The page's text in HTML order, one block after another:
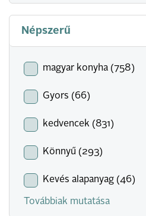
Népszerű
magyar konyha (758)
Gyors (66)
kedvencek (831)
Könnyű (293)
Kevés alapanyag (46)
Továbbiak mutatása